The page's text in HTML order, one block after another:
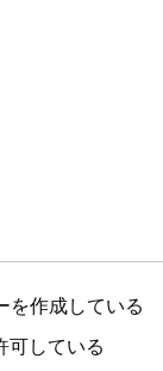
を作成している
可している